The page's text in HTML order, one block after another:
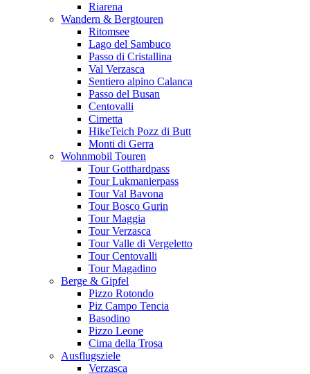
Riarena
Wandern & Bergtouren
Ritomsee
Lago del Sambuco
Passo di Cristallina
Val Verzasca
Sentiero alpino Calanca
Passo del Busan
Centovalli
Cimetta
HikeTeich Pozz di Butt
Monti di Gerra
Wohnmobil Touren
Tour Gotthardpass
Tour Lukmanierpass
Tour Val Bavona
Tour Bosco Gurin
Tour Maggia
Tour Verzasca
Tour Valle di Vergeletto
Tour Centovalli
Tour Magadino
Berge & Gipfel
Pizzo Rotondo
Piz Campo Tencia
Basodino
Pizzo Leone
Cima della Trosa
Ausflugsziele
Verzasca